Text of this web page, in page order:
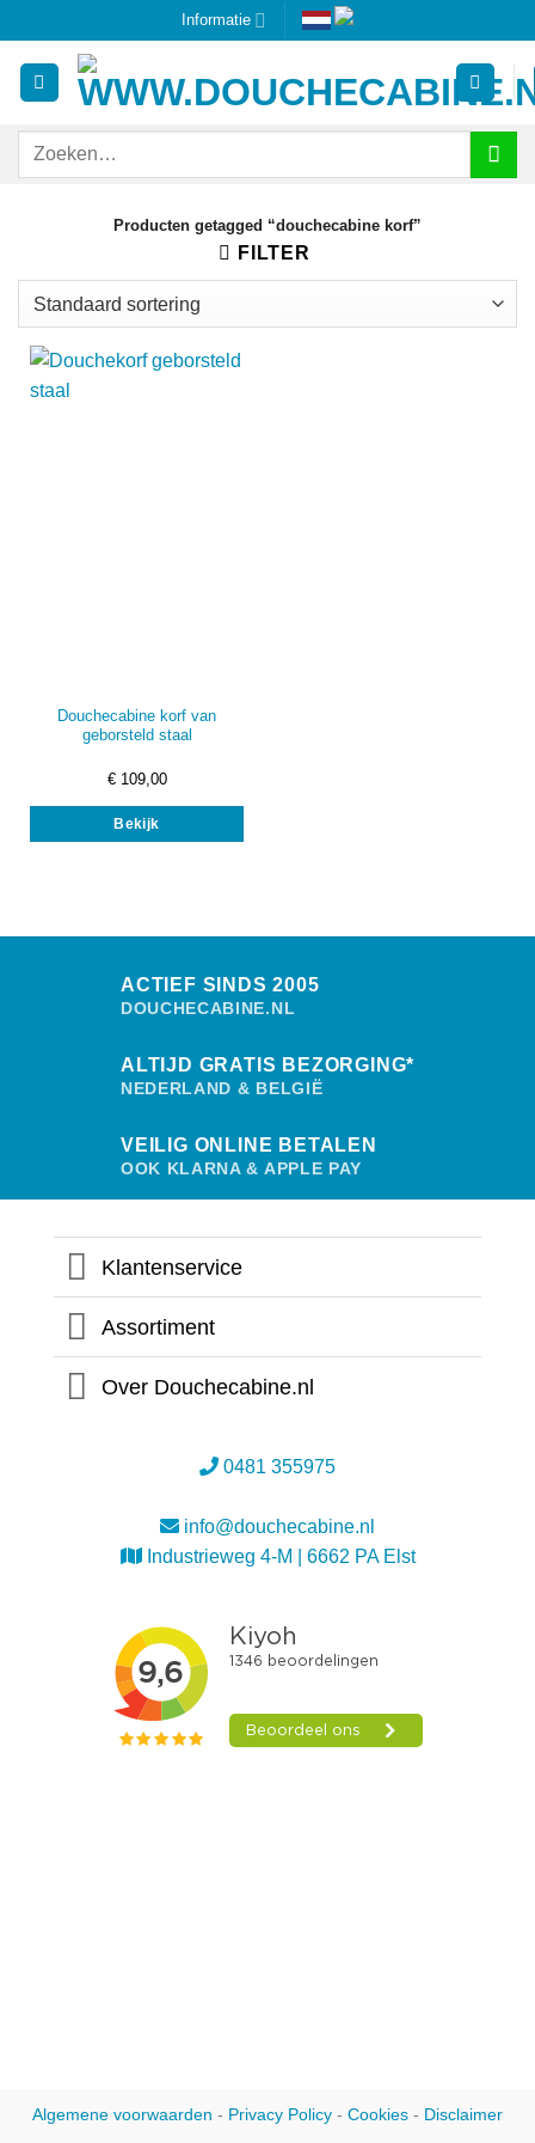
naar
inhoud
Informatie
Zoeken
Producten getagged “douchecabine korf”
FILTER
Douchecabine korf van
geborsteld staal
€109,00
Bekijk
ACTIEF SINDS 2005
DOUCHECABINE.NL
ALTIJD GRATIS BEZORGING*
NEDERLAND & BELGIË
VEILIG ONLINE BETALEN
OOK KLARNA & APPLE PAY
Klantenservice
Assortiment
Over Douchecabine.nl
0481 355975
info@douchecabine.nl
Industrieweg 4-M | 6662 PA Elst
Algemene voorwaarden - Privacy Policy - Cookies - Disclaimer